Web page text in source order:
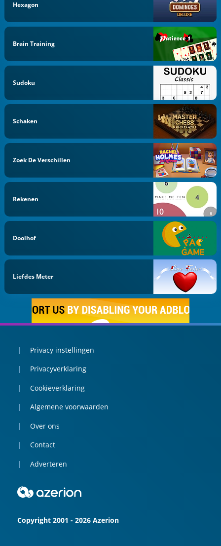
Hexagon
Brain Training
Sudoku
Schaken
Zoek De Verschillen
Rekenen
Doolhof
Liefdes Meter
Privacy instellingen
Privacyverklaring
Cookieverklaring
Algemene voorwaarden
Over ons
Contact
Adverteren
Copyright 2001 - 2026 Azerion